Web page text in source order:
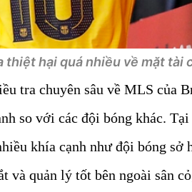
thiệt hại quá nhiều về mặt tài
tra chuyên sâu về MLS của
so với các đội bóng khác.
khía cạnh như đội bóng sở
và quản lý tốt bên ngoài sân